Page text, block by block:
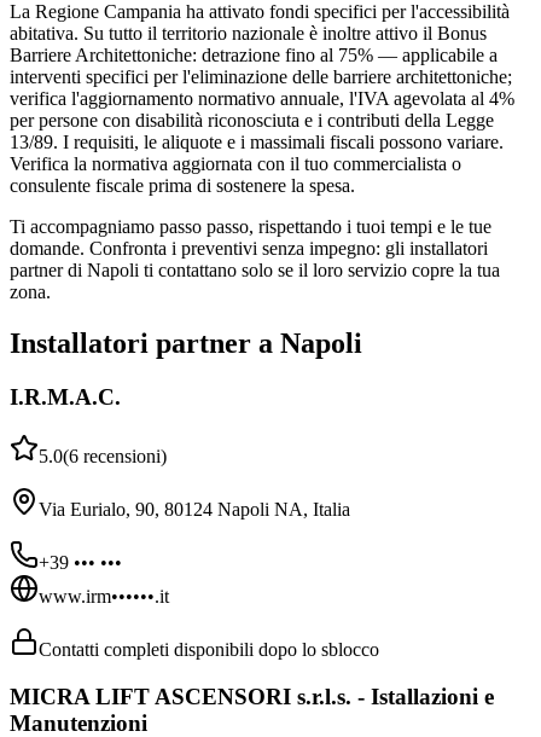
La Regione Campania ha attivato fondi specifici per l'accessibilità
abitativa. Su tutto il territorio nazionale è inoltre attivo il Bonus
Barriere Architettoniche: detrazione fino al 75% — applicabile a
interventi specifici per l'eliminazione delle barriere architettoniche;
verifica l'aggiornamento normativo annuale, l'IVA agevolata al 4%
per persone con disabilità riconosciuta e i contributi della Legge
13/89. I requisiti, le aliquote e i massimali fiscali possono variare.
Verifica la normativa aggiornata con il tuo commercialista o
consulente fiscale prima di sostenere la spesa.
Ti accompagniamo passo passo, rispettando i tuoi tempi e le tue
domande. Confronta i preventivi senza impegno: gli installatori
partner di Napoli ti contattano solo se il loro servizio copre la tua
zona.
Installatori partner a Napoli
I.R.M.A.C.
5.0(6 recensioni)
Via Eurialo, 90, 80124 Napoli NA, Italia
+39 ••• •••
www.irm••••••.it
Contatti completi disponibili dopo lo sblocco
MICRA LIFT ASCENSORI s.r.l.s. - Istallazioni e
Manutenzioni